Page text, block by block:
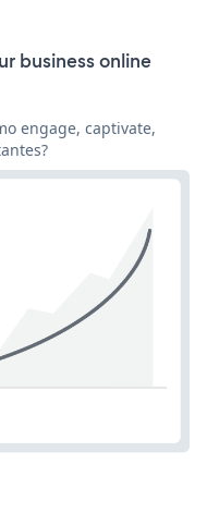
business online
engage, captivate,